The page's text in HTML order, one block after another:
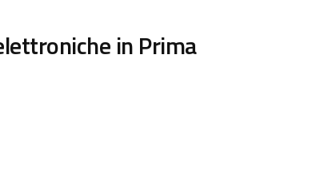
in Prima